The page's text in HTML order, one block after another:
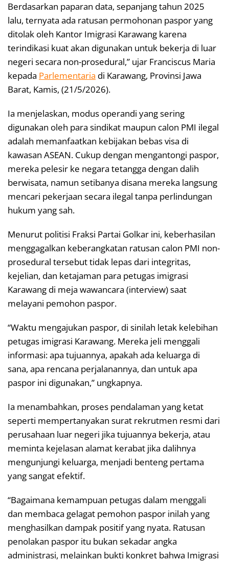
Berdasarkan paparan data, sepanjang tahun 2025
lalu, ternyata ada ratusan permohonan paspor yang
ditolak oleh Kantor Imigrasi Karawang karena
terindikasi kuat akan digunakan untuk bekerja di luar
negeri secara non-prosedural,” ujar Franciscus Maria
kepada Parlementaria di Karawang, Provinsi Jawa
Barat, Kamis, (21/5/2026).
Ia menjelaskan, modus operandi yang sering
digunakan oleh para sindikat maupun calon PMI ilegal
adalah memanfaatkan kebijakan bebas visa di
kawasan ASEAN. Cukup dengan mengantongi paspor,
mereka pelesir ke negara tetangga dengan dalih
berwisata, namun setibanya disana mereka langsung
mencari pekerjaan secara ilegal tanpa perlindungan
hukum yang sah.
Menurut politisi Fraksi Partai Golkar ini, keberhasilan
menggagalkan keberangkatan ratusan calon PMI non-
prosedural tersebut tidak lepas dari integritas,
kejelian, dan ketajaman para petugas imigrasi
Karawang di meja wawancara (interview) saat
melayani pemohon paspor.
“Waktu mengajukan paspor, di sinilah letak kelebihan
petugas imigrasi Karawang. Mereka jeli menggali
informasi: apa tujuannya, apakah ada keluarga di
sana, apa rencana perjalanannya, dan untuk apa
paspor ini digunakan,” ungkapnya.
Ia menambahkan, proses pendalaman yang ketat
seperti mempertanyakan surat rekrutmen resmi dari
perusahaan luar negeri jika tujuannya bekerja, atau
meminta kejelasan alamat kerabat jika dalihnya
mengunjungi keluarga, menjadi benteng pertama
yang sangat efektif.
“Bagaimana kemampuan petugas dalam menggali
dan membaca gelagat pemohon paspor inilah yang
menghasilkan dampak positif yang nyata. Ratusan
penolakan paspor itu bukan sekadar angka
administrasi, melainkan bukti konkret bahwa Imigrasi